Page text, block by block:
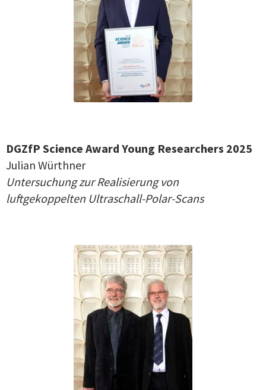
DGZfP Science Award Young Researchers 2025
Julian Würthner
Untersuchung zur Realisierung von
luftgekoppelten Ultraschall-Polar-Scans